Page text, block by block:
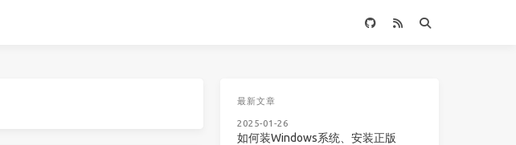
最新文章
2025-01-26
如何装Windows系统、安装正版